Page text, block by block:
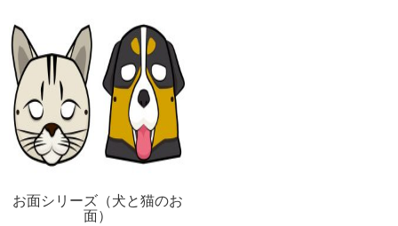
お面シリーズ（犬と猫のお
面）